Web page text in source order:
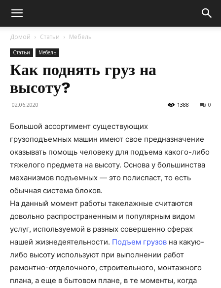
Домой Статьи Мебель
Статьи Мебель
Как поднять груз на
высоту?
02.06.2020 0
1388
Большой ассортимент существующих
грузоподъемных машин имеют свое предназначение
оказывать помощь человеку для подъема какого-либо
тяжелого предмета на высоту. Основа у большинства
механизмов подъемных — это полиспаст, то есть
обычная система блоков.
На данный момент работы такелажные считаются
довольно распространенным и популярным видом
услуг, используемой в разных совершенно сферах
нашей жизнедеятельности. Подъем грузов на какую-
либо высоту используют при выполнении работ
ремонтно-отделочного, строительного, монтажного
плана, а еще в бытовом плане, в те моменты, когда